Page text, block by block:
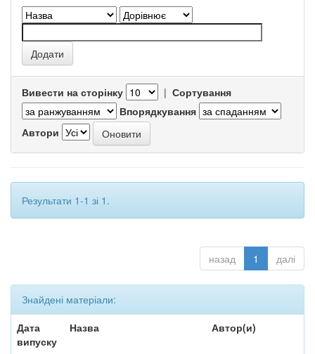
Вивести на сторінку | Сортування
Впорядкування
Автори
Результати 1-1 зі 1.
назад 1 далі
Знайдені матеріали:
Дата
випуску
Назва Автор(и)